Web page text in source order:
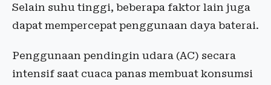
Selain suhu tinggi, beberapa faktor lain juga
dapat mempercepat penggunaan daya baterai.
Penggunaan pendingin udara (AC) secara
intensif saat cuaca panas membuat konsumsi